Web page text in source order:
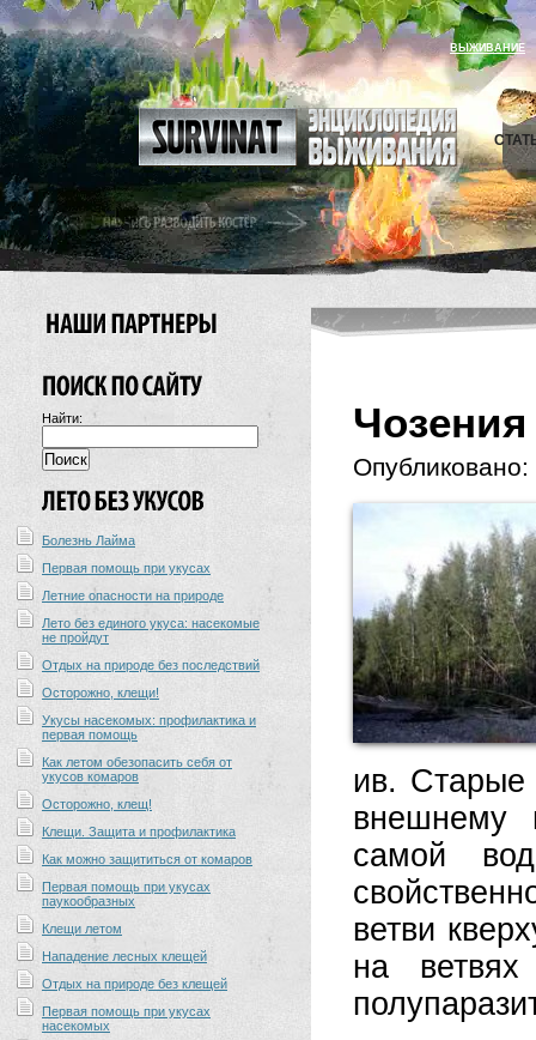
ВЫЖИВАНИЕ
Найти:
Болезнь Лайма
Первая помощь при укусах
Летние опасности на природе
Лето без единого укуса: насекомые
не пройдут
Отдых на природе без последствий
Осторожно, клещи!
Укусы насекомых: профилактика и
первая помощь
Как летом обезопасить себя от
укусов комаров
Осторожно, клещ!
Клещи. Защита и профилактика
Как можно защититься от комаров
Первая помощь при укусах
паукообразных
Клещи летом
Нападение лесных клещей
Отдых на природе без клещей
Первая помощь при укусах
насекомых
Опубликовано:
ив. Старые
внешнему
самой
ветви
на ветвях